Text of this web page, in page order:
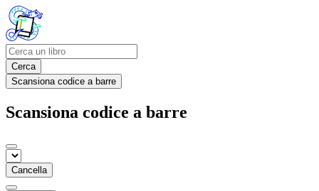
Cerca
Scansiona codice a barre
Scansiona codice a barre
Cancella